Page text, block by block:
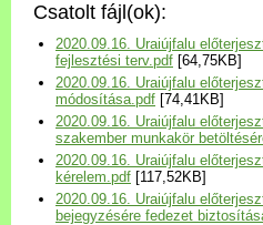
Választási információk
Versenyképes Járások
Program
Települési Arculati
Kézikönyv
Csatolt fájl(ok):
2020.09.16. Uraiújfalu
fejlesztési terv.pdf [64,75KB]
2020.09.16. Uraiújfalu
módosítása.pdf [74,41KB]
2020.09.16. Uraiújfalu
szakember munkakör
2020.09.16. Uraiújfalu
kérelem.pdf [117,52KB]
2020.09.16. Uraiújfalu
bejegyzésére fedezet